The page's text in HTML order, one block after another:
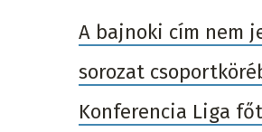
A bajnoki cím nem
sorozat
Konferencia Liga